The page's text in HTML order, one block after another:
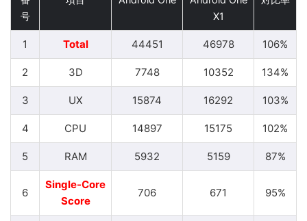
号
X1
1 Total 44451 46978 106%
2 3D 7748 10352 134%
3 UX 15874 16292 103%
4 CPU 14897 15175 102%
5 RAM 5932 5159 87%
6
Single-Core
Score
706 671 95%